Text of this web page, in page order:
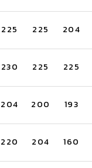
225 225 204
230 225 225
204 200 193
220 204 160